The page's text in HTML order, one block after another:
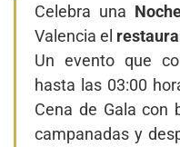
Celebra una
Valencia el
Un evento que
hasta las 03:00
Cena de Gala con
campanadas y